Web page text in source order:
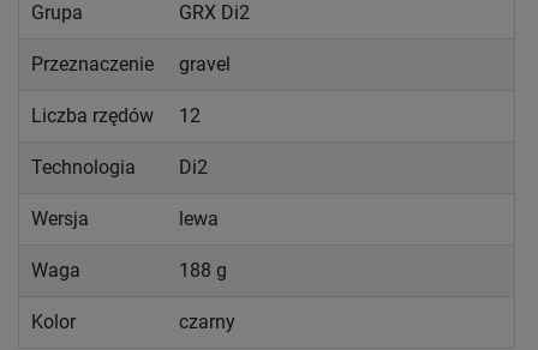
Grupa GRX Di2
Przeznaczenie gravel
Liczba rzędów 12
Technologia Di2
Wersja lewa
Waga 188 g
Kolor czarny